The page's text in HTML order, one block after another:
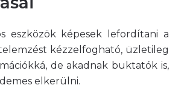
eszközök képesek lefordítani a
kézzelfogható, üzletileg
de akadnak buktatók is,
elkerülni.